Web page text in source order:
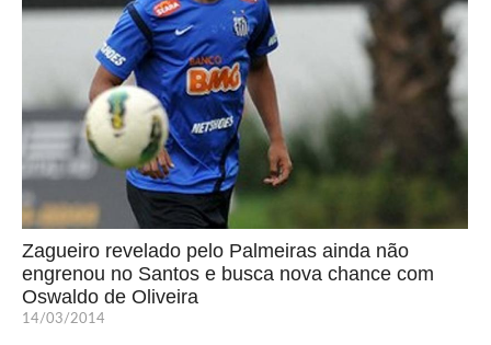
Zagueiro revelado pelo Palmeiras ainda não
engrenou no Santos e busca nova chance com
Oswaldo de Oliveira
14/03/2014